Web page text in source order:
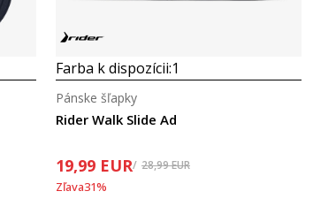
Farba k dispozícii:1
Rider Walk Slide Ad
Pánske šľapky
19,99 EUR 28,99EUR
Zľava31%